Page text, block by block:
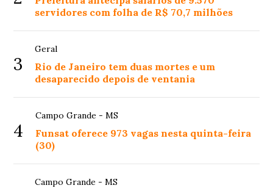
servidores com folha de R$ 70,7 milhões
3
Geral
Rio de Janeiro tem duas mortes e um
desaparecido depois de ventania
4
Campo Grande - MS
Funsat oferece 973 vagas nesta quinta-feira
(30)
Campo Grande - MS